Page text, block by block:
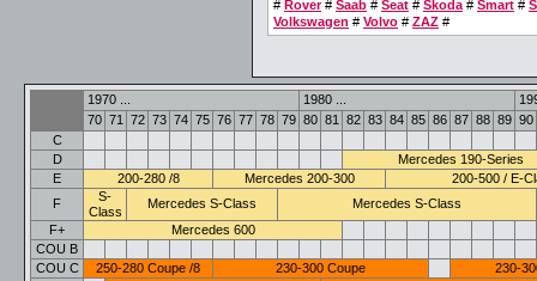
# Rover# Saab # Seat # Skoda # Smart #
Volkswagen # Volvo # ZAZ #
1970 ... 1980 ...
70 71 72 73 74 75 76 77 78 79 80 81 82 83 84 85 86 87 88 89 90
C
D
Mercedes 190-Series
E
200-280 /8 Mercedes 200-300
200-500 / E-
F
S-
Class
Mercedes S-Class
Mercedes S-Class
F+
Mercedes 600
COU B
COU C
250-280 Coupe /8 230-300 Coupe
230-